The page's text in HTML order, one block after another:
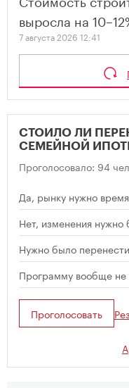
выросла на
7 августа 2026 12:41
СТОИЛО ЛИ
СЕМЕЙНОЙ
Проголосовало: 94
Да, рынку нужно
Нет, изменения нужно
Нужно было
Программу вообще не
Проголосовать